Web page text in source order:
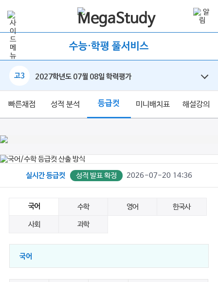
수능·학평 풀서비스
고3 2027학년도 07월 08일 학력평가
빠른채점 성적 분석 등급컷 미니배치표 해설강의
실시간 등급컷 성적 발표 확정 2026-07-20 14:36
국어 수학 영어 한국사
사회 과학
국어